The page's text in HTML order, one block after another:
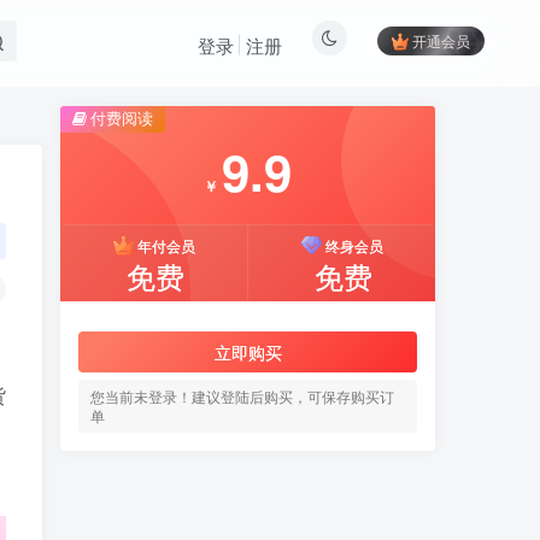
开通会员
登录 注册
付费阅读
￥ 9.9
年付会员
免费
终身会员
免费
立即购买
您当前未登录！建议登陆后购买，可保存购买订
单